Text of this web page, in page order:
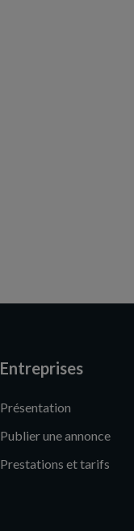
Entreprises
Présentation
Publier une annonce
Prestations et tarifs